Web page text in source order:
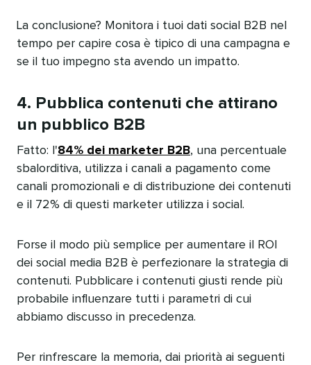
La conclusione? Monitora i tuoi dati social B2B nel
tempo per capire cosa è tipico di una campagna e
se il tuo impegno sta avendo un impatto.​​
4. Pubblica contenuti che attirano
un pubblico B2B​​
Fatto: l'84% dei marketer B2B, una percentuale
sbalorditiva, utilizza i canali a pagamento come
canali promozionali e di distribuzione dei contenuti
e il 72% di questi marketer utilizza i social.​​
Forse il modo più semplice per aumentare il ROI
dei social media B2B è perfezionare la strategia di
contenuti. Pubblicare i contenuti giusti rende più
probabile influenzare tutti i parametri di cui
abbiamo discusso in precedenza.​​
Per rinfrescare la memoria, dai priorità ai seguenti